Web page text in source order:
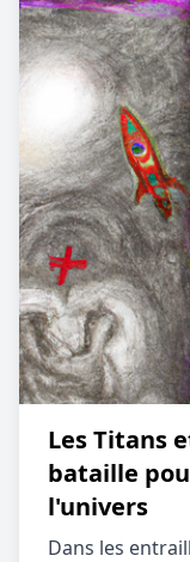
Les Titans
bataille
l'univers
Dans les